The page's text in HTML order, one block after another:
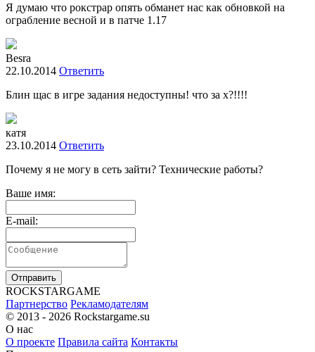
Я думаю что рокстрар опять обманет нас как обновкой на
ограбление весной и в патче 1.17
Besra
22.10.2014 Ответить
Блин щас в игре задания недоступны! что за х?!!!!
катя
23.10.2014 Ответить
Почему я не могу в сеть зайти? Технические работы?
Ваше имя:
E-mail:
Отправить
ROCKSTARGAME
Партнерство Рекламодателям
© 2013 - 2026 Rockstargame.su
О нас
О проекте Правила сайта Контакты